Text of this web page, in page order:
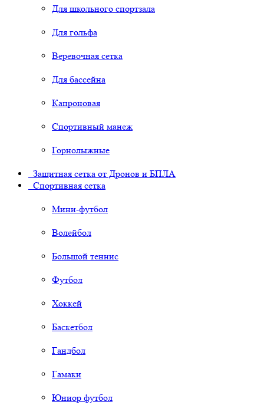
Для школьного спортзала
Для гольфа
Веревочная сетка
Для бассейна
Капроновая
Спортивный манеж
Горнолыжные
Защитная сетка от Дронов и БПЛА
Спортивная сетка
Мини-футбол
Волейбол
Большой теннис
Футбол
Хоккей
Баскетбол
Гандбол
Гамаки
Юниор футбол